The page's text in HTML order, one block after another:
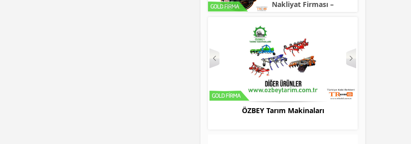
Nakliyat Firması –
ÖZBEY Tarım Makinaları